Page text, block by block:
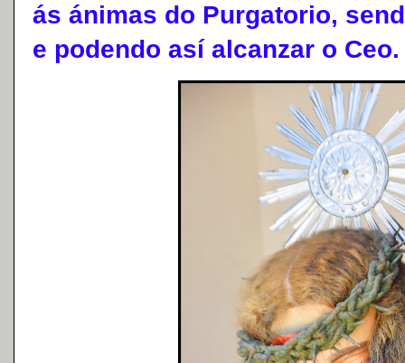
ás ánimas do Purgatorio,
e podendo así alcanzar o Ceo.